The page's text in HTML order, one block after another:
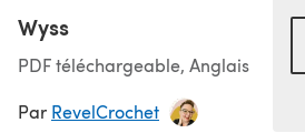
Wyss
PDF téléchargeable, Anglais
Par RevelCrochet